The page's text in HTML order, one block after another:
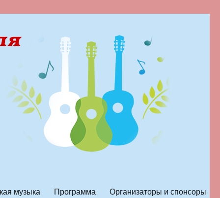
музыка Программа Организаторы и спонсоры